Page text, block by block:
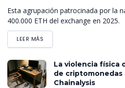
Esta agrupación patrocinada por la
400.000 ETH del exchange en 2025.
LEER MÁS
La violencia física
de criptomonedas
Chainalysis